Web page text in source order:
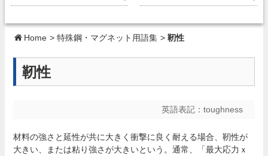
Home > 特殊鋼・マグネット用語集 > 靭性
靭性
英語表記： toughness
材料の強さと延性が共に大きく衝撃に良く耐える場合、靭性が
大きい、または粘り強さが大きいという。通常、「最大応力ｘ